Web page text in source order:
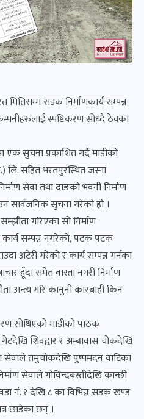
मितिसम्म सडक निर्माणकार्य सम्पन्न
स्पष्टिकरण सोध्दै ठेक्का
एक सुचना प्रकाशित गर्दै माडीको
लि. सहित भरतपुरस्थित जस्ना
सेवा तथा दाङको भवनी निर्माण
सार्वजनिक सुचना गरेको हो ।
गरिएका सो निर्माण
सम्पन्न नगरेको, पटक पटक
अटेरी गरेको र कार्य सम्पन्न गर्नका
हूँदा समेत वास्ता नगरी निर्माण
अन्त्य गरि कानुनी कारबाही किन
सोधिएको माडीको पाठक
शिवद्वार र अम्बावास चोकदेखि
सेवाले तमुचोकदेखि पुष्पमदन वाटिका
सेवाले गोविन्दबस्तीदेखि कान्छी
नं. १ देखि ८ का विभिन्न सडक खण्ड
छाडेका छन् ।